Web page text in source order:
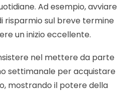
Ad esempio, avviare
risparmio sul breve termine
un inizio eccellente.
nel mettere da parte
settimanale per acquistare
mostrando il potere della